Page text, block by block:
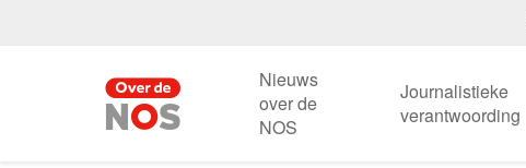
Nieuws
over de
NOS
Journalistieke
verantwoording